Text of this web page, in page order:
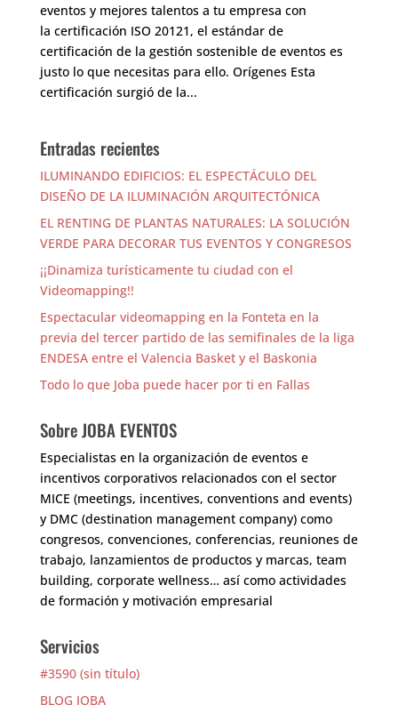
eventos y mejores talentos a tu empresa con
la certificación ISO 20121, el estándar de
certificación de la gestión sostenible de eventos es
justo lo que necesitas para ello. Orígenes Esta
certificación surgió de la...
Entradas recientes
ILUMINANDO EDIFICIOS: EL ESPECTÁCULO DEL
DISEÑO DE LA ILUMINACIÓN ARQUITECTÓNICA
EL RENTING DE PLANTAS NATURALES: LA SOLUCIÓN
VERDE PARA DECORAR TUS EVENTOS Y CONGRESOS
¡¡Dinamiza turísticamente tu ciudad con el
Videomapping!!
Espectacular videomapping en la Fonteta en la
previa del tercer partido de las semifinales de la liga
ENDESA entre el Valencia Basket y el Baskonia
Todo lo que Joba puede hacer por ti en Fallas
Sobre JOBA EVENTOS
Especialistas en la organización de eventos e
incentivos corporativos relacionados con el sector
MICE (meetings, incentives, conventions and events)
y DMC (destination management company) como
congresos, convenciones, conferencias, reuniones de
trabajo, lanzamientos de productos y marcas, team
building, corporate wellness… así como actividades
de formación y motivación empresarial
Servicios
#3590 (sin título)
BLOG JOBA